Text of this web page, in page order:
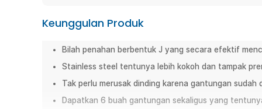
Toko Tangerang
Pick n Go Jakarta Barat
Senin -
Pick n Go Bekasi
Senin - Jumat
Pick n Go Depok
Senin - Jumat
Keunggulan Produk
Bilah penahan berbentuk J yang secara efektif
Stainless steel tentunya lebih kokoh dan tampak
Tak perlu merusak dinding karena gantungan sudah
Dapatkan 6 buah gantungan sekaligus yang